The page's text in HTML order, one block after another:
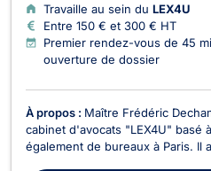
Travaille au sein du LEX4U
Entre 150 € et 300 € HT
Premier rendez-vous de 45
ouverture de dossier
À propos : Maître Frédéric
cabinet d'avocats "LEX4U" basé
également de bureaux à Paris. Il